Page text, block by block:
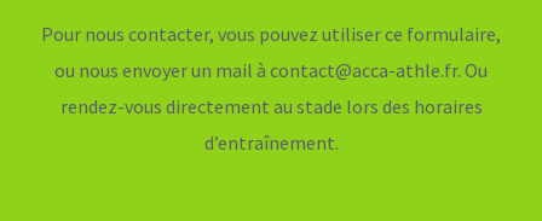
Pour nous contacter, vous pouvez utiliser ce formulaire,
ou nous envoyer un mail à contact@acca-athle.fr. Ou
rendez-vous directement au stade lors des horaires
d’entraînement.